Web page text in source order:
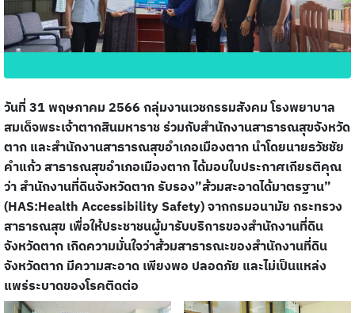
วันที่ 31 พฤษภาคม 2566 กลุ่มงานเวชกรรมสังคม โรงพยาบาล
สมเด็จพระเจ้าตากสินมหาราช ร่วมกับสำนักงานสาธารณสุขจังหวัด
ตาก และสำนักงานสาธารณสุขอำเภอเมืองตาก นำโดยนายธวัชชัย
คำแก้ว สาธารณสุขอำเภอเมืองตาก ได้มอบใบประกาศเกียรติคุณ
ว่า สำนักงานที่ดินจังหวัดตาก รับรอง”ส้วมสะอาดได้มาตรฐาน”
(HAS:Health Accessibility Safety) จากกรมอนามัย กระทรวง
สาธารณสุข เพื่อให้ประชาชนผู้มารับบริการของสำนักงานที่ดิน
จังหวัดตาก เกิดความมั่นใจว่าส้วมสาธารณะของสำนักงานที่ดิน
จังหวัดตาก มีความสะอาด เพียงพอ ปลอดภัย และไม่เป็นแหล่ง
แพร่ระบาดของโรคติดต่อ